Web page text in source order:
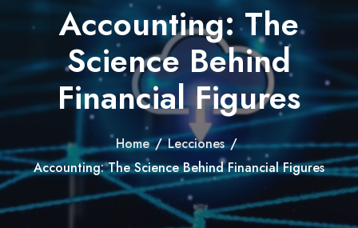
Accounting: The
Science Behind
Financial Figures
Home / Lecciones /
Accounting: The Science Behind Financial Figures